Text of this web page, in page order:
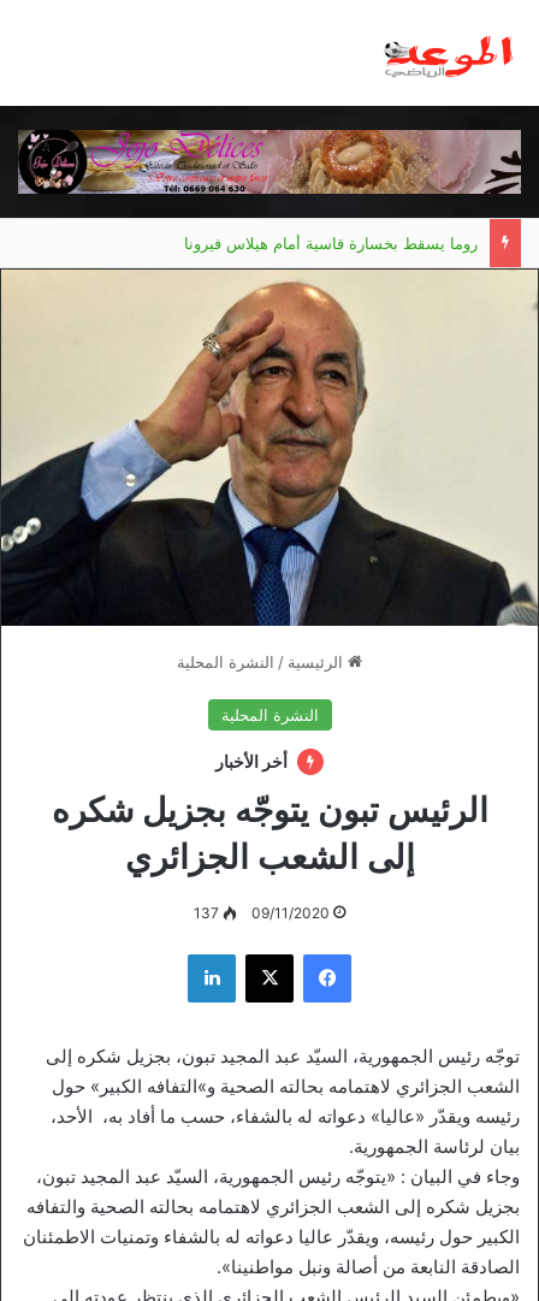
الرئيسية / النشرة المحلية
النشرة المحلية
أخر الأخبار
الرئيس تبون يتوجّه بجزيل شكره
إلى الشعب الجزائري
09/11/2020
137
فيسبوك ‫X لينكدإن
توجّه رئيس الجمهورية، السيّد عبد المجيد تبون، بجزيل شكره إلى
الشعب الجزائري لاهتمامه بحالته الصحية و»التفافه الكبير» حول
رئيسه ويقدّر «عاليا» دعواته له بالشفاء، حسب ما أفاد به، الأحد،
بيان لرئاسة الجمهورية.
وجاء في البيان : «يتوجّه رئيس الجمهورية، السيّد عبد المجيد تبون،
بجزيل شكره إلى الشعب الجزائري لاهتمامه بحالته الصحية والتفافه
الكبير حول رئيسه، ويقدّر عاليا دعواته له بالشفاء وتمنيات الاطمئنان
الصادقة النابعة من أصالة ونبل مواطنينا».
«ويطمئن السيد الرئيس الشعب الجزائري الذي ينتظر عودته إلى